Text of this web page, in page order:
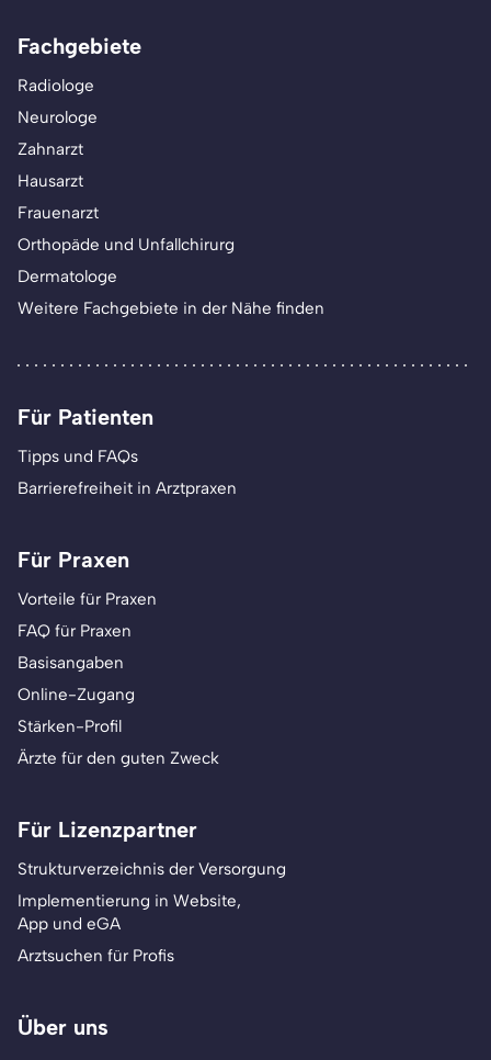
Fachgebiete
Radiologe
Neurologe
Zahnarzt
Hausarzt
Frauenarzt
Orthopäde und Unfallchirurg
Dermatologe
Weitere Fachgebiete in der Nähe finden
Für Patienten
Tipps und FAQs
Barrierefreiheit in Arztpraxen
Für Praxen
Vorteile für Praxen
FAQ für Praxen
Basisangaben
Online-Zugang
Stärken-Profil
Ärzte für den guten Zweck
Für Lizenzpartner
Strukturverzeichnis der Versorgung
Implementierung in Website,
App und eGA
Arztsuchen für Profis
Über uns